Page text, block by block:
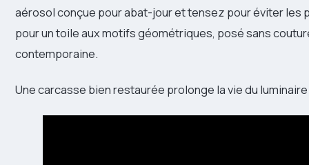
aérosol conçue pour abat-jour et tensez pour éviter les
pour un toile aux motifs géométriques, posé sans
contemporaine.
Une carcasse bien restaurée prolonge la vie du